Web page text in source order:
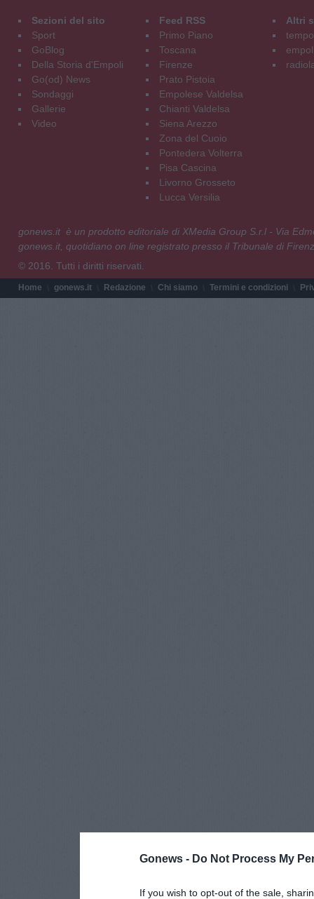
Gonews - Do Not Process My
If you wish to opt-out of the sale,
Sezioni del sito
Sport
GoBlog
Della Storia d'Empoli
Go(od) News
Sondaggi
Gallerie
Video
Feed RSS
Primo Piano
Toscana
Firenze
Prato Pistoia
Empolese Valdelsa
Chianti Valdelsa
Siena Arezzo
Zona del Cuoio
Pontedera Volterra
Pisa Cascina
Livorno Grosseto
Lucca Versilia
Altri
gonews.it è un prodotto editoriale di XMedia Group S.r.l - Via
gonews.it, quotidiano on line registrato presso il Tribunale di
© 2016. Tutti i diritti riservati.
Home gonews.it Redazione Chi siamo Termini e condizioni